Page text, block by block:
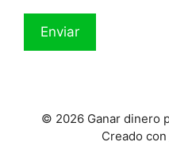
© 2026 Ganar dinero
Creado con